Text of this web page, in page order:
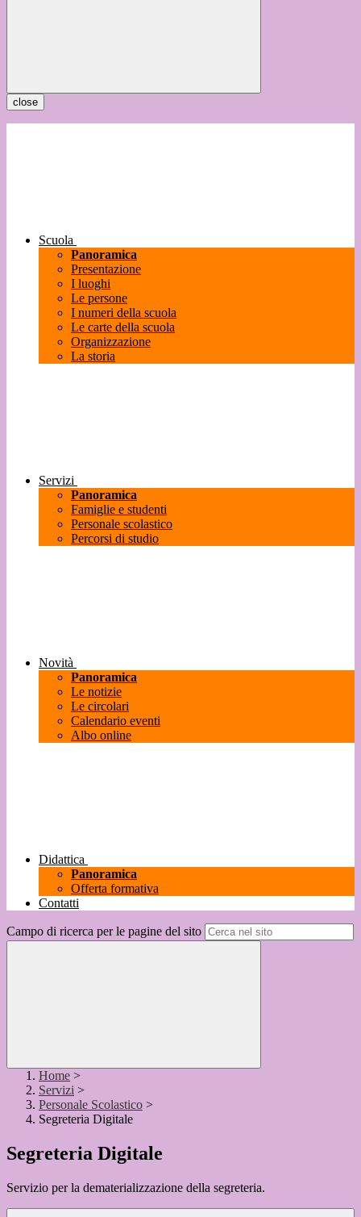
close
Scuola
Panoramica
Presentazione
I luoghi
Le persone
I numeri della scuola
Le carte della scuola
Organizzazione
La storia
Servizi
Panoramica
Famiglie e studenti
Personale scolastico
Percorsi di studio
Novità
Panoramica
Le notizie
Le circolari
Calendario eventi
Albo online
Didattica
Panoramica
Offerta formativa
Contatti
Campo di ricerca per le pagine del sito
Home >
Servizi >
Personale Scolastico >
Segreteria Digitale
Segreteria Digitale
Servizio per la dematerializzazione della segreteria.